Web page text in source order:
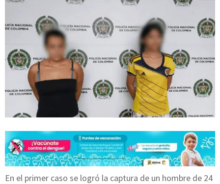
En el primer caso se logró la captura de un hombre de 24